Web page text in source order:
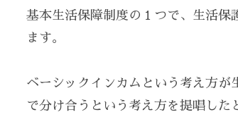
基本生活保障制度の１つで、生活保
ます。
ベーシックインカムという考え方が
で分け合うという考え方を提唱した